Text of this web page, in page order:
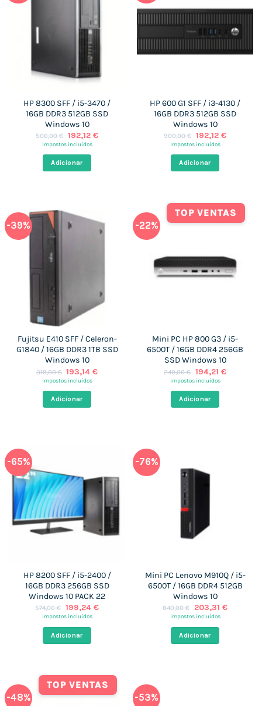
HP 8300 SFF / i5-3470 /
16GB DDR3 512GB SSD
Windows 10
506,00€ O
preço
era:
506,00 €.
192,12 €O
impostos incluídos
Adicionar
HP 600 G1 SFF / i3-4130 /
16GB DDR3 512GB SSD
Windows 10
900,00€ O
preço
era:
900,00 €.
192,12 €O
impostos incluídos
Adicionar
-39%
Fujitsu E410 SFF / Celeron-
G1840 / 16GB DDR3 1TB SSD
Windows 10
319,00€ O
preço
era:
319,00 €.
193,14€O
impostos incluídos
Adicionar
-22%
TOP VENTAS
Mini PC HP 800 G3 / i5-
6500T / 16GB DDR4 256GB
SSD Windows 10
249,00€ O
preço
era:
249,00 €.
194,21 €O
impostos incluídos
Adicionar
-65%
HP 8200 SFF / i5-2400 /
16GB DDR3 256GB SSD
Windows 10 PACK 22
574,00€ O
preço
era:
574,00 €.
199,24 €O
impostos incluídos
Adicionar
-76%
Mini PC Lenovo M910Q / i5-
6500T / 16GB DDR4 512GB
Windows 10
840,00€
O
preço
era:
840,00 €.
203,31 €O
impostos incluídos
Adicionar
-48%
TOP VENTAS
-53%